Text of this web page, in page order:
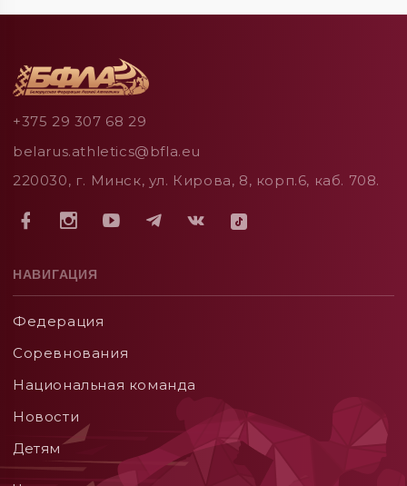
+375 29 307 68 29
belarus.athletics@bfla.eu
220030, г. Минск, ул. Кирова, 8, корп.6, каб. 708.
НАВИГАЦИЯ
Федерация
Соревнования
Национальная команда
Новости
Детям